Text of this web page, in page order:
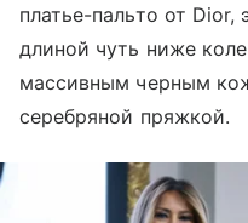
платье-пальто от Dior,
длиной чуть ниже
массивным черным
серебряной пряжкой.